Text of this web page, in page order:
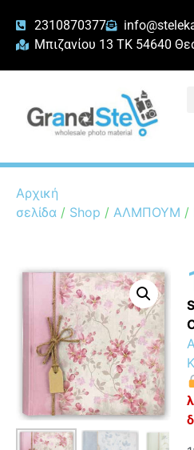
2310870377
Μπιζανίου 13 ΤΚ 54640
Αρχική
σελίδα / Shop / ΑΛΜΠΟΥΜ /